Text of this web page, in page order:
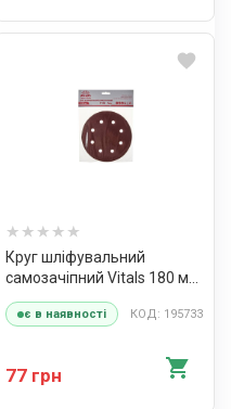
Круг шліфувальний
самозачіпний Vitals 180 мм,
8 отв., з. – 150, 5 од.
є в наявності КОД: 195733
77 грн